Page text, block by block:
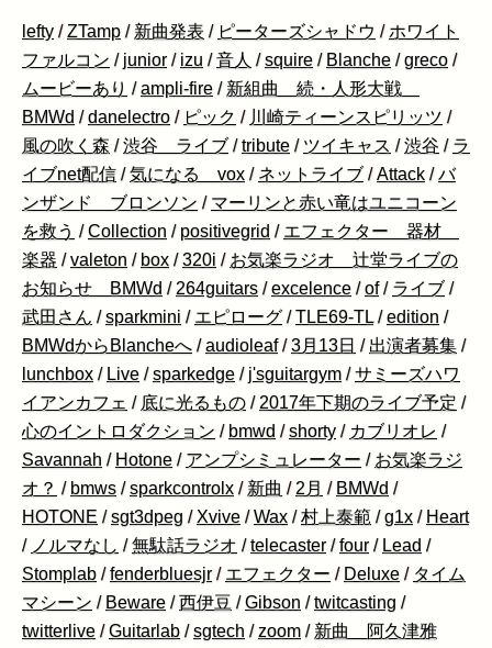
lefty /ZTamp / 新曲発表 / ピーターズシャドウ / ホワイト
ファルコン / junior / izu /音人 /squire / Blanche /greco /
ムービーあり /ampli-fire / 新組曲 続・人形大戦
BMWd /danelectro / ピック / 川崎ティーンスピリッツ /
風の吹く森 /渋谷 ライブ /tribute / ツイキャス /渋谷 / ラ
イブnet配信 /気になる vox / ネットライブ /Attack /バ
ンザンド ブロンソン / マーリンと赤い竜はユニコーン
を救う /Collection / positivegrid / エフェクター 器材
楽器 /valeton / box /320i / お気楽ラジオ 辻堂ライブの
お知らせ BMWd / 264guitars /excelence /of / ライブ /
武田さん /sparkmini / エピローグ /TLE69-TL /edition /
BMWdからBlancheへ /audioleaf /3月13日 / 出演者募集 /
lunchbox / Live /sparkedge / j'sguitargym /サミーズハワ
イアンカフェ / 底に光るもの / 2017年下期のライブ予定 /
心のイントロダクション / bmwd /shorty / カブリオレ /
Savannah / Hotone / アンプシミュレーター / お気楽ラジ
オ？ / bmws /sparkcontrolx / 新曲 / 2月 / BMWd /
HOTONE /sgt3dpeg / Xvive /Wax /村上泰範 /g1x / Heart
/ ノルマなし /無駄話ラジオ /telecaster /four / Lead /
Stomplab /fenderbluesjr / エフェクター / Deluxe / タイム
マシーン / Beware /西伊豆 /Gibson /twitcasting /
twitterlive /Guitarlab /sgtech /zoom / 新曲 阿久津雅